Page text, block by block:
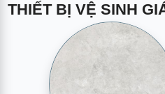
THIẾT BỊ VỆ SINH